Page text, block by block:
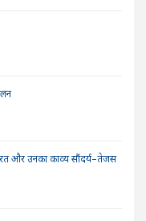
और उनका काव्य सौंदर्य–तेजस